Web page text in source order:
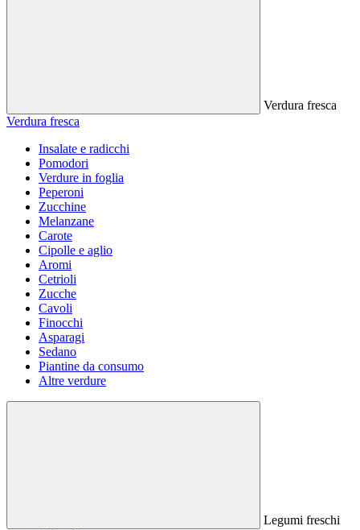
Verdura fresca
Verdura fresca
Insalate e radicchi
Pomodori
Verdure in foglia
Peperoni
Zucchine
Melanzane
Carote
Cipolle e aglio
Aromi
Cetrioli
Zucche
Cavoli
Finocchi
Asparagi
Sedano
Piantine da consumo
Altre verdure
Legumi freschi